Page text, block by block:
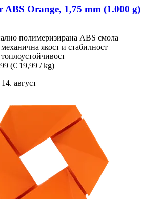
ABS Orange, 1,75 mm (1.000 g)
полимеризирана ABS смола
якост и стабилност
(€ 19,99 / kg)
август